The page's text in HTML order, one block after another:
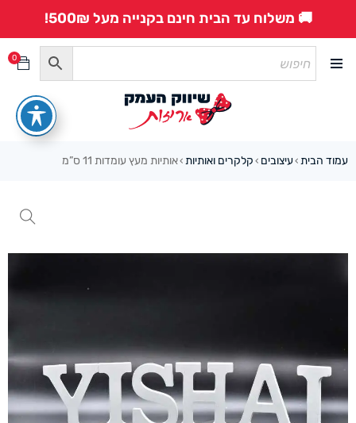
🚚 משלוח עד הבית חינם בקנייה מעל 500₪!
0
עמוד הבית ›עיצובים › קלקרים ואותיות ›אותיות מעץ עומדות 11 ס”מ